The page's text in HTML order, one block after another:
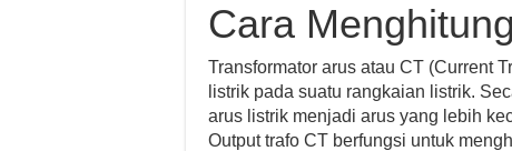
Cara
Transformator arus atau CT (Current
listrik pada suatu rangkaian listrik.
arus listrik menjadi arus yang lebih
Output trafo CT berfungsi untuk